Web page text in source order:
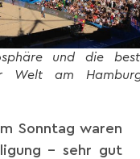
und die
Welt am
Sonntag waren
– sehr gut